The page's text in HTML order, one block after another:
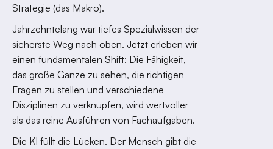
Strategie (das Makro).
Jahrzehntelang war tiefes Spezialwissen der
sicherste Weg nach oben. Jetzt erleben wir
einen fundamentalen Shift: Die Fähigkeit,
das große Ganze zu sehen, die richtigen
Fragen zu stellen und verschiedene
Disziplinen zu verknüpfen, wird wertvoller
als das reine Ausführen von Fachaufgaben.
Die KI füllt die Lücken. Der Mensch gibt die